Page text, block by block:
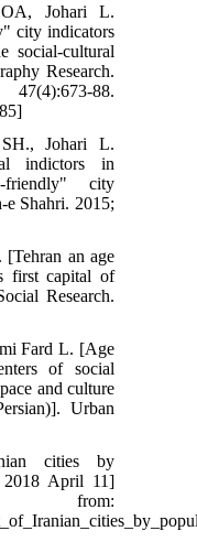
SH, Kharazmi OA,
the "Age-Friendly" city
focusing on the social-
Human Geography
47(4):673-
JHGR.2015.51385]
OA, Zarghani SH.,
– physical
become "age-
va Amayesh-e
Agha Bakhshi H. [Tehran
steps towards first
(Persian)]. Social
Arabi H, Karimi Fard
criteria centers
the concepts of space and
mental health
39:7-34.
List of Iranian
[Updated 2018
Available
wiki/